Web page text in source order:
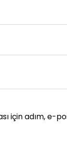
için adım, e-